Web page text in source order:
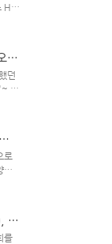
,
HD
연
대
다
디
던
당
앞
았
말
로
적
요
의
본
를